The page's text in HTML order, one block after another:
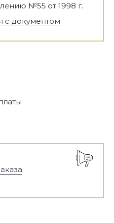
№55 от 1998 г.
с документом